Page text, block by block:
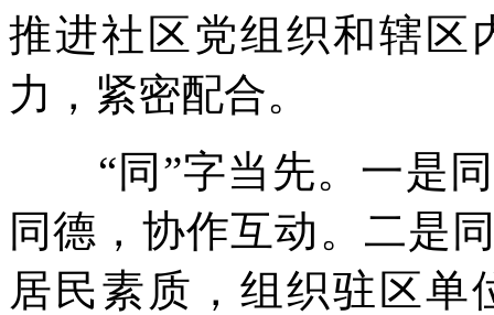
推进社区党组织和辖区
力，紧密配合。
“同”字当先。一是同
同德，协作互动。二是
居民素质，组织驻区单